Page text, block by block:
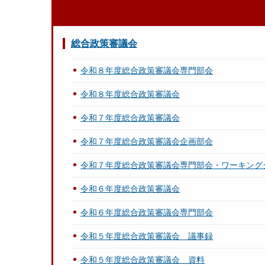
総合政策審議会
令和８年度総合政策審議会専門部会
令和８年度総合政策審議会
令和７年度総合政策審議会
令和７年度総合政策審議会企画部会
令和７年度総合政策審議会専門部会・ワーキング
令和６年度総合政策審議会
令和６年度総合政策審議会専門部会
令和５年度総合政策審議会 議事録
令和５年度総合政策審議会 資料